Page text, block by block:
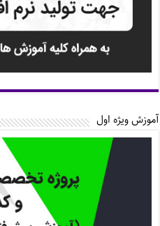
آموزش ویژه اول